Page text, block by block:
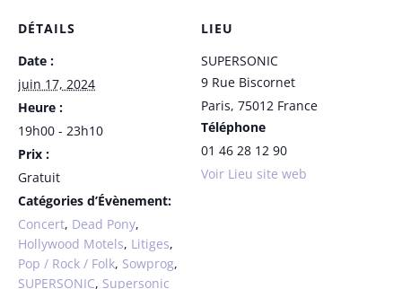
DÉTAILS
Date :
juin 17, 2024
Heure :
19h00 - 23h10
Prix :
Gratuit
Catégories d’Évènement:
Concert, Dead Pony,
Hollywood Motels, Litiges,
Pop / Rock / Folk, Sowprog,
SUPERSONIC, Supersonic
LIEU
SUPERSONIC
9 Rue Biscornet
Paris, 75012 France
Téléphone
01 46 28 12 90
Voir Lieu site web